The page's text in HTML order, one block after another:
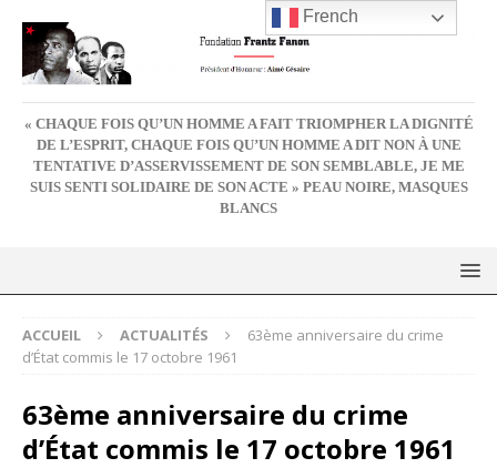
« CHAQUE FOIS QU’UN HOMME A FAIT TRIOMPHER LA DIGNITÉ
DE L’ESPRIT, CHAQUE FOIS QU’UN HOMME A DIT NON À UNE
TENTATIVE D’ASSERVISSEMENT DE SON SEMBLABLE, JE ME
SUIS SENTI SOLIDAIRE DE SON ACTE » PEAU NOIRE, MASQUES
BLANCS
ACCUEIL ACTUALITÉS
63ème anniversaire du crime
d’État commis le 17 octobre 1961
63ème anniversaire du crime
d’État commis le 17 octobre 1961
French